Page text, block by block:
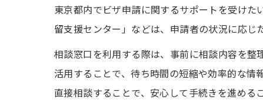
東京都内でビザ申請に関するサポートを受け
留支援センター」などは、申請者の状況に応じ
相談窓口を利用する際は、事前に相談内容を整
活用することで、待ち時間の短縮や効率的な
直接相談することで、安心して手続きを進める